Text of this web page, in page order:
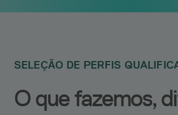
O que fazemos,
SELEÇÃO DE PERFIS